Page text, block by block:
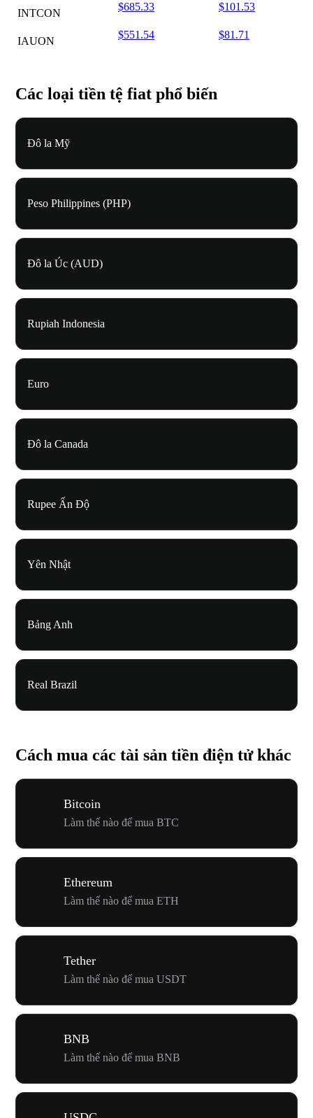
INTCON
$685.33 $101.53
IAUON
$551.54 $81.71
Các loại tiền tệ fiat phổ biến
Đô la Mỹ
Peso Philippines (PHP)
Đô la Úc (AUD)
Rupiah Indonesia
Euro
Đô la Canada
Rupee Ấn Độ
Yên Nhật
Bảng Anh
Real Brazil
Cách mua các tài sản tiền điện tử khác
Bitcoin
Làm thế nào để mua BTC
Ethereum
Làm thế nào để mua ETH
Tether
Làm thế nào để mua USDT
BNB
Làm thế nào để mua BNB